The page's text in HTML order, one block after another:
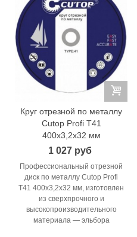
Круг отрезной по металлу
Cutop Profi T41
400x3,2x32 мм
1 027 руб
Профессиональный отрезной
диск по металлу Cutop Profi
T41 400x3,2x32 мм, изготовлен
из сверхпрочного и
высокопроизводительного
материала — эльбора